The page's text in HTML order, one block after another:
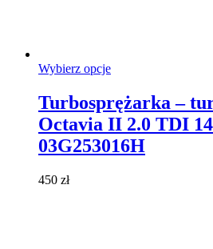
Wybierz opcjeTen
wiele
wariantów.
Opcje
można
Turbosprężarka –
Octavia II 2.0 TDI
03G253016H
450 zł